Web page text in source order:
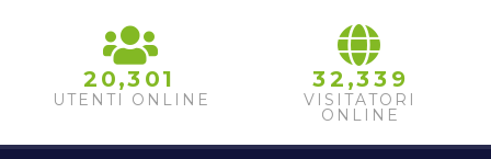
2 0,3 01
UTENTI ONLINE
32 ,33 9
VISITATORI
ONLINE